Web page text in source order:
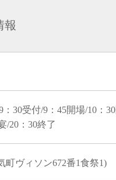
報
30受付/9：45開場/10：
/20：30終了
町ヴィソン672番1食祭1)